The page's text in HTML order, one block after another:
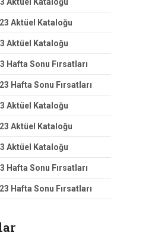
Aktüel Kataloğu
Aktüel Kataloğu
Aktüel Kataloğu
Hafta Sonu Fırsatları
Hafta Sonu Fırsatları
Aktüel Kataloğu
Aktüel Kataloğu
Aktüel Kataloğu
Hafta Sonu Fırsatları
Hafta Sonu Fırsatları